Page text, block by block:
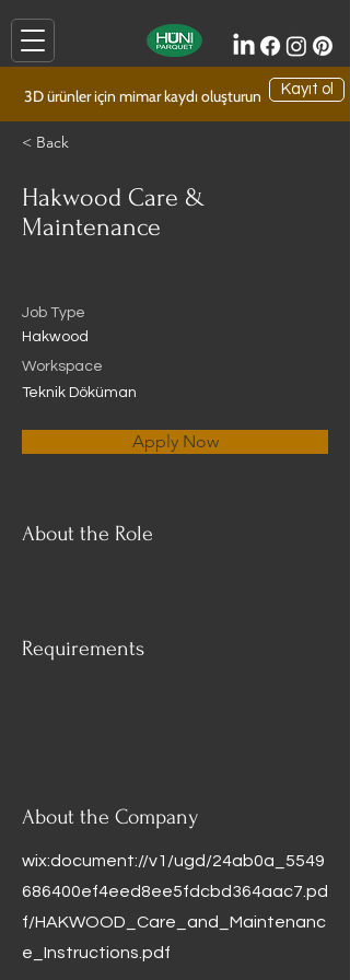
3D ürünler için mimar kaydı oluşturun Kayıt ol
< Back
Hakwood Care &
Maintenance
Job Type
Hakwood
Workspace
Teknik Döküman
Apply Now
About the Role
Requirements
About the Company
wix:document://v1/ugd/24ab0a_5549
686400ef4eed8ee5fdcbd364aac7.pd
f/HAKWOOD_Care_and_Maintenanc
e_Instructions.pdf